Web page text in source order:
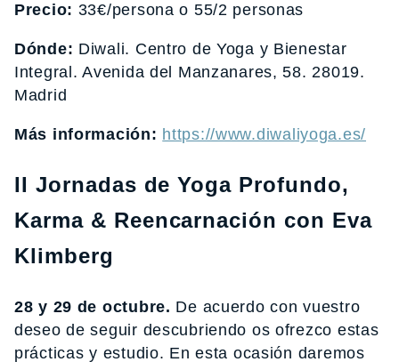
Precio: 33€/persona o 55/2 personas
Dónde: Diwali. Centro de Yoga y Bienestar
Integral. Avenida del Manzanares, 58. 28019.
Madrid
Más información: https://www.diwaliyoga.es/
II Jornadas de Yoga Profundo,
Karma & Reencarnación con Eva
Klimberg
28 y 29 de octubre. De acuerdo con vuestro
deseo de seguir descubriendo os ofrezco estas
prácticas y estudio. En esta ocasión daremos